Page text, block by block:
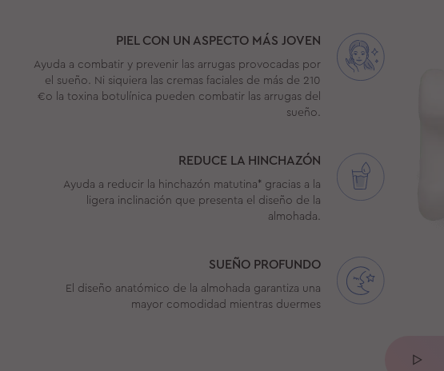
PIEL CON UN ASPECTO MÁS JOVEN
Ayuda a combatir y prevenir las arrugas provocadas por
el sueño. Ni siquiera las cremas faciales de más de 210
€o la toxina botulínica pueden combatir las arrugas del
sueño.
REDUCE LA HINCHAZÓN
Ayuda a reducir la hinchazón matutina* gracias a la
ligera inclinación que presenta el diseño de la
almohada.
SUEÑO PROFUNDO
El diseño anatómico de la almohada garantiza una
mayor comodidad mientras duermes